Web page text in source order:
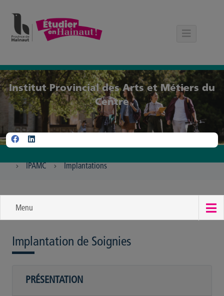
Institut Provincial des Arts et Métiers du
Centre
IPAMC Implantations
Menu
Implantation de Soignies
PRÉSENTATION